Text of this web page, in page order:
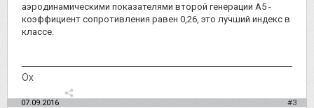
аэродинамическими показателями второй генерации А5 -
коэффициент сопротивления равен 0,26, это лучший индекс в
классе.
Ох
07.09.2016 #3